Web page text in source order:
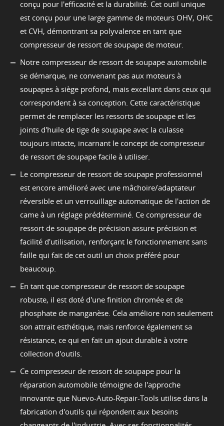
conçu pour l'efficacité et la durabilité. Cet outil unique
est conçu pour une large gamme de moteurs OHV, OHC
et CVH, démontrant sa polyvalence en tant que
compresseur de ressort de soupape de moteur.
Notre compresseur de ressort de soupape automobile
se démarque, ne convenant pas aux moteurs à
soupapes à siège profond, mais excellant dans ceux qui
correspondent à sa conception. Cette caractéristique
permet de remplacer les ressorts de soupape et les
joints d'huile de tige de soupape avec la culasse
toujours intacte, incarnant le concept de compresseur
de ressort de soupape facile à utiliser.
Le compresseur de ressort de soupape professionnel
est encore amélioré avec une mâchoire/adaptateur
réversible et un verrouillage automatique de l'action de
came à un réglage prédéterminé. Ce compresseur de
ressort de soupape de précision assure précision et
facilité d'utilisation, renforçant le fonctionnement sans
faille qui fait de cet outil un choix préféré pour
beaucoup.
En tant que compresseur de ressort de soupape
robuste, il est doté d'une finition chromée et de
phosphate de manganèse. Cela améliore non seulement
son attrait esthétique, mais renforce également sa
résistance, ce qui en fait un ajout durable à votre
collection d'outils.
Ce compresseur de ressort de soupape pour la
réparation automobile témoigne de l'approche
innovante que Nuevo-Auto-Repair-Tools utilise dans la
fabrication d'outils qui répondent aux besoins